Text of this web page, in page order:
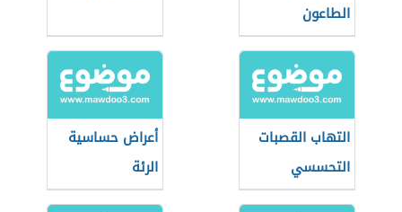
الطاعون
التهاب القصبات
التحسسي
أعراض حساسية
الرئة